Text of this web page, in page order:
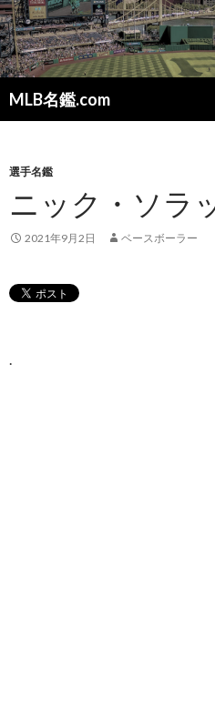
MLB名鑑.com
索
ン
へ
キ
プ
選手名鑑
ニック・ソラ
2021年9月2日 ベースボーラー
.